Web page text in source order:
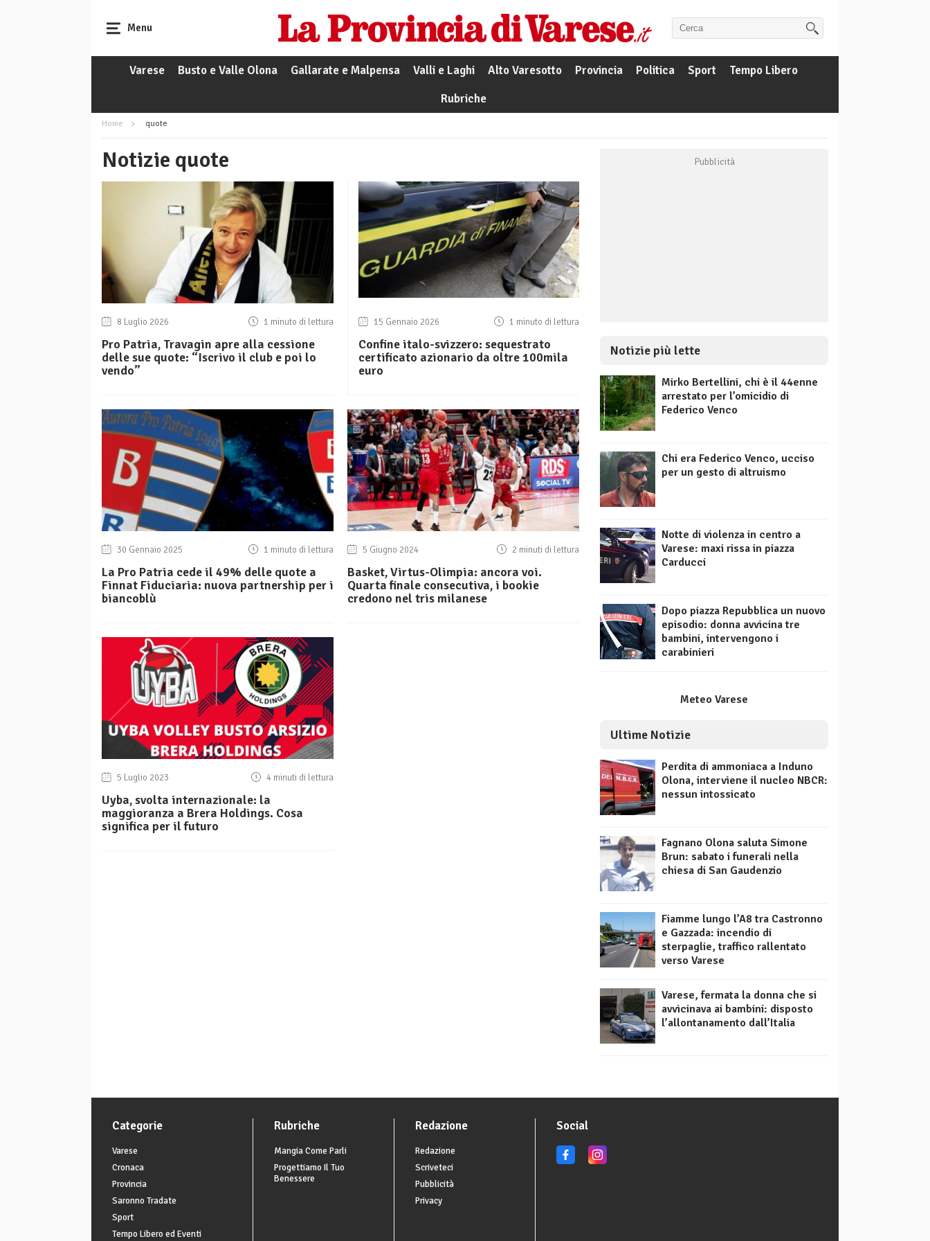
Menu
Varese Busto e Valle Olona Gallarate e Malpensa Valli e Laghi Alto Varesotto Provincia Politica Sport
Tempo Libero
Rubriche
Home quote
Notizie quote
8 Luglio 2026 1 minuto di lettura
Pro Patria, Travagin apre alla cessione
delle sue quote: “Iscrivo il club e poi lo
vendo”
15 Gennaio 2026 1 minuto di lettura
Confine italo-svizzero: sequestrato
certificato azionario da oltre 100mila
euro
30 Gennaio 2025 1 minuto di lettura
La Pro Patria cede il 49% delle quote a
Finnat Fiduciaria: nuova partnership per i
biancoblù
5 Giugno 2024 2 minuti di lettura
Basket, Virtus-Olimpia: ancora voi.
Quarta finale consecutiva, i bookie
credono nel tris milanese
5 Luglio 2023 4 minuti di lettura
Uyba, svolta internazionale: la
maggioranza a Brera Holdings. Cosa
significa per il futuro
Notizie più lette
Mirko Bertellini, chi è il 44enne
arrestato per l’omicidio di
Federico Venco
Chi era Federico Venco, ucciso
per un gesto di altruismo
Notte di violenza in centro a
Varese: maxi rissa in piazza
Carducci
Dopo piazza Repubblica un nuovo
episodio: donna avvicina tre
bambini, intervengono i
carabinieri
Meteo Varese
Ultime Notizie
Perdita di ammoniaca a Induno
Olona, interviene il nucleo NBCR:
nessun intossicato
Fagnano Olona saluta Simone
Brun: sabato i funerali nella
chiesa di San Gaudenzio
Fiamme lungo l’A8 tra Castronno
e Gazzada: incendio di
sterpaglie, traffico rallentato
verso Varese
Varese, fermata la donna che si
avvicinava ai bambini: disposto
l’allontanamento dall’Italia
Categorie
Varese
Cronaca
Provincia
Saronno Tradate
Sport
Tempo Libero ed Eventi
Rubriche
Mangia Come Parli
Progettiamo Il Tuo
Benessere
Redazione
Redazione
Scriveteci
Pubblicità
Privacy
Social